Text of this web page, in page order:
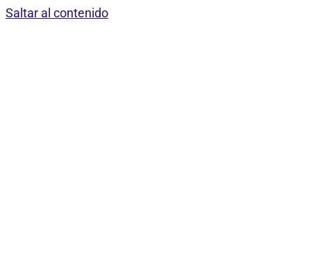
Saltar al contenido